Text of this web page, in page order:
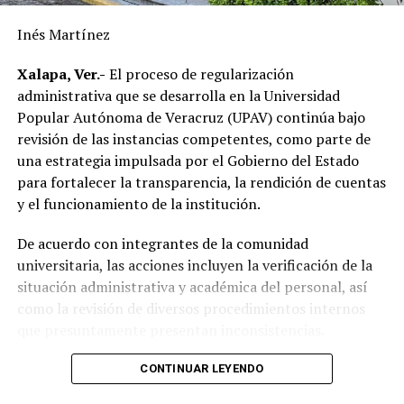
las principales demandas de la población.
“Mejorar el servicio de energía eléctrica ha sido una
prioridad desde el inicio de mi gobierno y continuaremos
gestionando recursos y proyectos que contribuyan al
desarrollo del municipio y al bienestar de las familias
alvaradeñas”.
Por último, reconoció y agradeció a la gobernadora del
Alvarado, así como a personal directivo de la CFE por la
disposición y coordinación institucional para impulsar
estas importantes acciones en beneficio del municipio.
Inés Martínez
Xalapa, Ver.- El proceso de regularización
administrativa que se desarrolla en la Universidad
Popular Autónoma de Veracruz (UPAV) continúa bajo
revisión de las instancias competentes, como parte de
una estrategia impulsada por el Gobierno del Estado
para fortalecer la transparencia, la rendición de cuentas
y el funcionamiento de la institución.
De acuerdo con integrantes de la comunidad
universitaria, las acciones incluyen la verificación de la
situación administrativa y académica del personal, así
como la revisión de diversos procedimientos internos
Entre los aspectos que son objeto de análisis se
encuentran posibles casos de docentes con asignaciones
CONTINUAR LEYENDO